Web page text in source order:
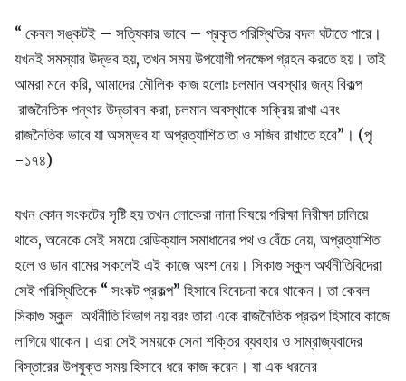
“ কেবল সঙ্কটই – সত্যিকার ভাবে – প্রকৃত পরিস্থিতির বদল ঘটাতে পারে।
যখনই সমস্যার উদ্ভব হয়, তখন সময় উপযোগী পদক্ষেপ গ্রহন করতে হয়। তাই
আমরা মনে করি, আমাদের মৌলিক কাজ হলোঃ চলমান অবস্থার জন্য বিকল্প
রাজনৈতিক পন্থার উদ্ভাবন করা, চলমান অবস্থাকে সক্রিয় রাখা এবং
রাজনৈতিক ভাবে যা অসম্ভব যা অপ্রত্যাশিত তা ও সজিব রাখাতে হবে”। (পৃ
-১৭৪)
যখন কোন সংকটের সৃষ্টি হয় তখন লোকেরা নানা বিষয়ে পরিক্ষা নিরীক্ষা চালিয়ে
থাকে, অনেকে সেই সময়ে রেডিক্যাল সমাধানের পথ ও বেঁচে নেয়, অপ্রত্যাশিত
হলে ও ডান বামের সকলেই এই কাজে অংশ নেয়। সিকাগু স্কুল অর্থনীতিবিদেরা
সেই পরিস্থিতিকে “ সংকট প্রকল্প” হিসাবে বিবেচনা করে থাকেন। তা কেবল
সিকাগু স্কুল অর্থনীতি বিভাগ নয় বরং তারা একে রাজনৈতিক প্রকল্প হিসাবে কাজে
লাগিয়ে থাকেন। এরা সেই সময়কে সেনা শক্তির ব্যবহার ও সাম্রাজ্যবাদের
বিস্তারের উপযুক্ত সময় হিসাবে ধরে কাজ করেন। যা এক ধরনের